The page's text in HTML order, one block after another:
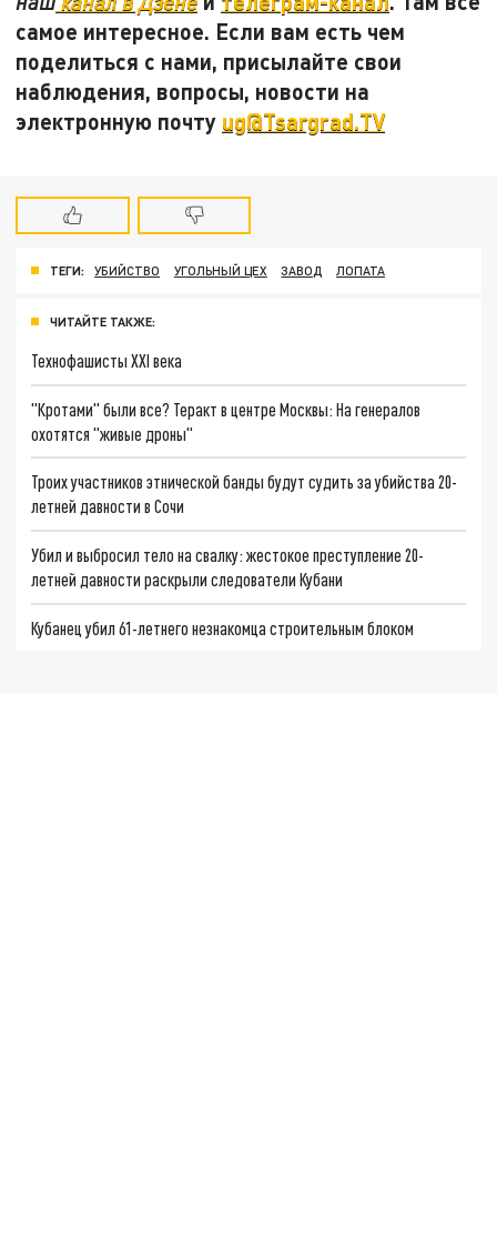
самое интересное. Если вам есть чем
поделиться с нами, присылайте свои
наблюдения, вопросы, новости на
электронную почту ug@Tsargrad.TV
ТЕГИ: УБИЙСТВО УГОЛЬНЫЙ ЦЕХ ЗАВОД ЛОПАТА
ЧИТАЙТЕ ТАКЖЕ:
Технофашисты XXI века
"Кротами" были все? Теракт в центре Москвы: На генералов
охотятся "живые дроны"
Троих участников этнической банды будут судить за убийства 20-
летней давности в Сочи
Убил и выбросил тело на свалку: жестокое преступление 20-
летней давности раскрыли следователи Кубани
Кубанец убил 61-летнего незнакомца строительным блоком